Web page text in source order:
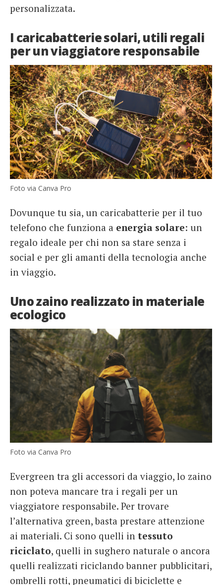
personalizzata.
I caricabatterie solari, utili regali
per un viaggiatore responsabile
Foto via Canva Pro
Dovunque tu sia, un caricabatterie per il tuo
telefono che funziona a energia solare: un
regalo ideale per chi non sa stare senza i
social e per gli amanti della tecnologia anche
in viaggio.
Uno zaino realizzato in materiale
ecologico
Foto via Canva Pro
Evergreen tra gli accessori da viaggio, lo zaino
non poteva mancare tra i regali per un
viaggiatore responsabile. Per trovare
l’alternativa green, basta prestare attenzione
ai materiali. Ci sono quelli in tessuto
riciclato, quelli in sughero naturale o ancora
quelli realizzati riciclando banner pubblicitari,
ombrelli rotti, pneumatici di biciclette e